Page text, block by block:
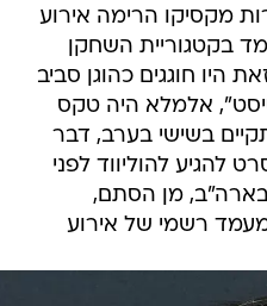
מקסיקו הרימה אירוע
בקטגוריית השחקן
היו חוגגים כהוגן סביב
אלמלא היה טקס
בשישי בערב, דבר
להגיע להוליווד לפני
בארה"ב, מן הסתם,
רשמי של אירוע